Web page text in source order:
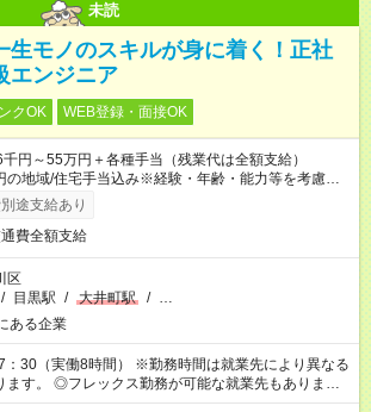
未読
生モノのスキルが身に着く！正社
エンジニア
クOK WEB登録・面接OK
円～55万円＋各種手当（残業代は全額支給）
地域/住宅手当込み※経験・年齢・能力等を考慮し
遇します。★同一就業先で1年以上継続したら月1万
当支給
途支給あり
費全額支給
区
/ 目黒駅 / 大井町駅 / …
ある企業
：30（実働8時間） ※勤務時間は就業先により異なる
可能な就業先もありま
りもさらに働きやすい環境をつくるべく、 働き方